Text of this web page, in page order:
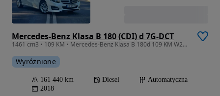
Mercedes-Benz Klasa B 180 (CDI) d 7G-DCT
1461 cm3 • 109 KM • Mercedes-Benz Klasa B 180d 109 KM W246 FAKTURA VAT 23%
Wyróżnione
161 440 km Diesel
Automatyczna
2018